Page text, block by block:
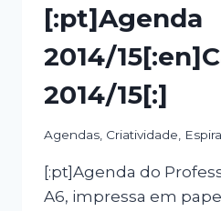
[:pt]Agenda
2014/
2014/15[:]
Agendas, Criatividade,
[:pt]Agenda do
A6, impressa em